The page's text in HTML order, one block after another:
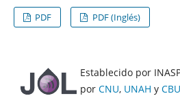
PDF
PDF (Inglés)
Establecido por
por CNU, UNAH y